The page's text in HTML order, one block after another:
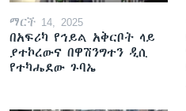
ማርች 14, 2025
በአፍሪካ የኅይል አቅርቦት ላይ
ያተኮረውና በዋሽንግተን ዲሲ
የተካሔደው ጉባኤ